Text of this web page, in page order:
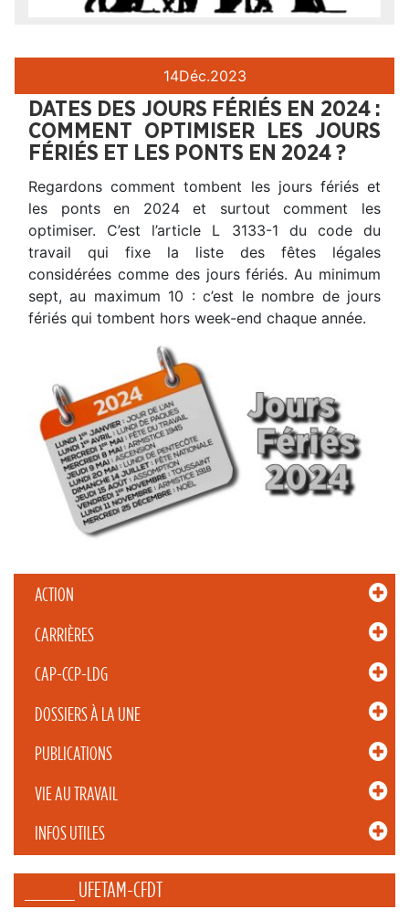
ACTION
CARRIÈRES
CAP-CCP-LDG
DOSSIERS À LA UNE
PUBLICATIONS
VIE AU TRAVAIL
INFOS UTILES
_____ UFETAM-CFDT
14Déc.2023
DATES DES JOURS FÉRIÉS EN 2024 :
COMMENT OPTIMISER LES JOURS
FÉRIÉS ET LES PONTS EN 2024 ?
Regardons comment tombent les jours fériés et
les ponts en 2024 et surtout comment les
optimiser. C’est l’article L 3133-1 du code du
travail qui fixe la liste des fêtes légales
considérées comme des jours fériés. Au minimum
sept, au maximum 10 : c’est le nombre de jours
fériés qui tombent hors week-end chaque année.